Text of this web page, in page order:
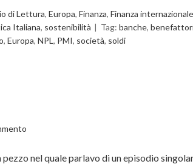
di Lettura, Europa, Finanza, Finanza internazionale
Italiana, sostenibilità Tag: banche,
, Europa, NPL , PMI, società, soldi
nel quale parlavo di un episodio